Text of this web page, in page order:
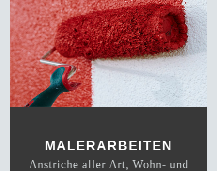
MALERARBEITEN
Anstriche aller Art, Wohn- und